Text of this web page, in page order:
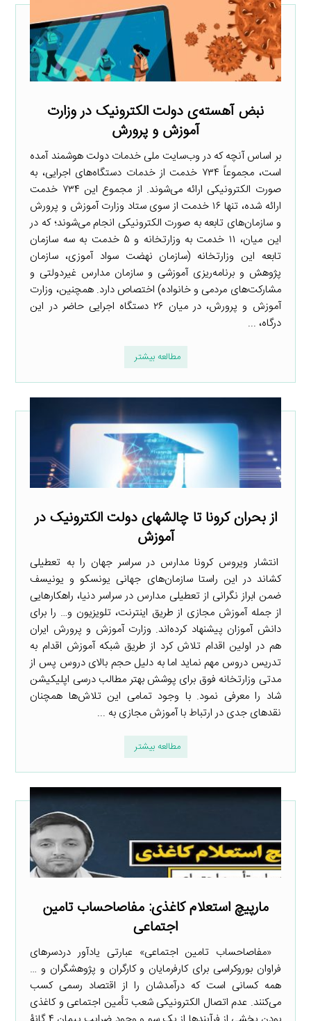
نبض آهسته‌ی دولت الکترونیک در وزارت
آموزش و پرورش
بر اساس آنچه که در وب‌سایت ملی خدمات دولت هوشمند آمده
است، مجموعاً ۷۳۴ خدمت از خدمات دستگاه‌های اجرایی، به
صورت الکترونیکی ارائه می‌شوند. از مجموع این ۷۳۴ خدمت
ارائه شده، تنها ۱۶ خدمت از سوی ستاد وزارت آموزش و پرورش
و سازمان‌های تابعه به صورت الکترونیکی انجام می‌شوند؛ که در
این میان، ۱۱ خدمت به وزارتخانه و ۵ خدمت به سه سازمان
تابعه این وزارتخانه (سازمان نهضت سواد آموزی، سازمان
پژوهش و برنامه‌ریزی آموزشی و سازمان مدارس غیردولتی و
مشارکت‌های مردمی و خانواده) اختصاص دارد. همچنین، وزارت
آموزش و پرورش، در میان ۲۶ دستگاه اجرایی حاضر در این
درگاه، ...
مطالعه بیشتر
از بحران کرونا تا چالش­های دولت الکترونیک در
آموزش
انتشار ویروس کرونا مدارس در سراسر جهان را به تعطیلی
کشاند در این راستا سازمان‌های جهانی یونسکو و یونیسف
ضمن ابراز نگرانی از تعطیلی مدارس در سراسر دنیا، راهکارهایی
از جمله آموزش مجازی از طریق اینترنت، تلویزیون و… را برای
دانش آموزان پیشنهاد کرده‌اند. وزارت آموزش و پرورش ایران
هم در اولین اقدام تلاش کرد از طریق شبکه آموزش اقدام به
تدریس دروس مهم نماید اما به دلیل حجم بالای دروس پس از
مدتی وزارتخانه فوق برای پوشش بهتر مطالب درسی اپلیکیشن
شاد را معرفی نمود. با وجود تمامی این تلاش‌ها همچنان
نقدهای جدی در ارتباط با آموزش مجازی به ...
مطالعه بیشتر
مارپیچ استعلام کاغذی: مفاصاحساب تامین
اجتماعی
«مفاصاحساب تامین اجتماعی» عبارتی یادآور دردسرهای
فراوان بوروکراسی برای کارفرمایان و کارگران و پژوهشگران و …
همه کسانی است که درآمدشان را از اقتصاد رسمی کسب
می‌کنند. عدم اتصال الکترونیکی شعب تأمین اجتماعی و کاغذی